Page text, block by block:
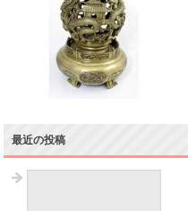
最近の投稿